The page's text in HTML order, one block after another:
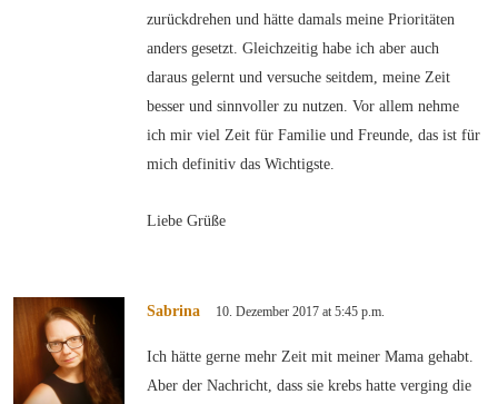
zurückdrehen und hätte damals meine Prioritäten
anders gesetzt. Gleichzeitig habe ich aber auch
daraus gelernt und versuche seitdem, meine Zeit
besser und sinnvoller zu nutzen. Vor allem nehme
ich mir viel Zeit für Familie und Freunde, das ist für
mich definitiv das Wichtigste.
Liebe Grüße
Sabrina 10. Dezember 2017 at 5:45 p.m.
Ich hätte gerne mehr Zeit mit meiner Mama gehabt.
Aber der Nachricht, dass sie krebs hatte verging die